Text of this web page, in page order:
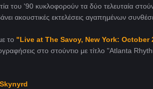
του '90 κυκλοφορούν τα δύο τελευταία
ακουστικές εκτελέσεις αγαπημένων
το "Live at The Savoy, New York: October
στο στούντιο με τίτλο "Atlanta